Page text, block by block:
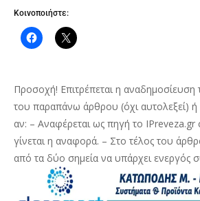
Κοινοποιήστε:
Προσοχή! Επιτρέπεται η
του παραπάνω άρθρου (όχι αυτολεξεί)
αν: – Αναφέρεται ως πηγή το
γίνεται η αναφορά. – Στο τέλος του
από τα δύο σημεία να υπάρχει ενεργός